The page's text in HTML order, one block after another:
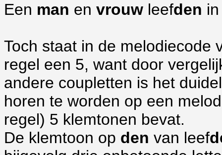
Een man en vrouw leefden
Toch staat in de melodiecode
regel een 5, want door
andere coupletten is het
horen te worden op een
regel) 5 klemtonen bevat.
De klemtoon op den van leef